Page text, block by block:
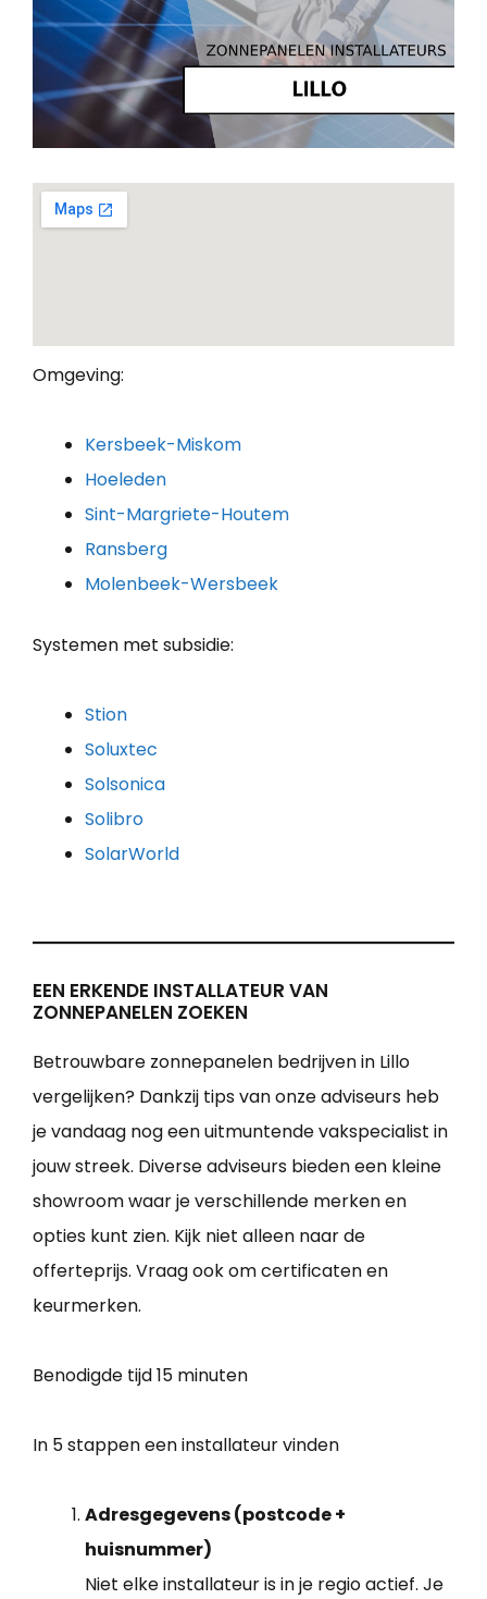
Omgeving:
Kersbeek-Miskom
Hoeleden
Sint-Margriete-Houtem
Ransberg
Molenbeek-Wersbeek
Systemen met subsidie:
Stion
Soluxtec
Solsonica
Solibro
SolarWorld
EEN ERKENDE INSTALLATEUR VAN
ZONNEPANELEN ZOEKEN
Betrouwbare zonnepanelen bedrijven in Lillo
vergelijken? Dankzij tips van onze adviseurs heb
je vandaag nog een uitmuntende vakspecialist in
jouw streek. Diverse adviseurs bieden een kleine
showroom waar je verschillende merken en
opties kunt zien. Kijk niet alleen naar de
offerteprijs. Vraag ook om certificaten en
keurmerken.
Benodigde tijd15 minuten
In 5 stappen een installateur vinden
Adresgegevens (postcode +
huisnummer)
Niet elke installateur is in je regio actief. Je